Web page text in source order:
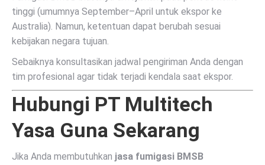
tinggi (umumnya September–April untuk ekspor ke
Australia). Namun, ketentuan dapat berubah sesuai
kebijakan negara tujuan.
Sebaiknya konsultasikan jadwal pengiriman Anda dengan
tim profesional agar tidak terjadi kendala saat ekspor.
Hubungi PT Multitech
Yasa Guna Sekarang
Jika Anda membutuhkan jasa fumigasi BMSB